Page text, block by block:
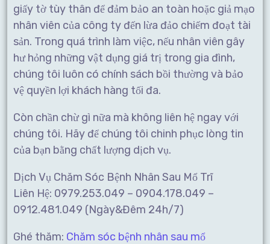
giấy tờ tùy thân để đảm bảo an toàn hoặc giả mạo
nhân viên của công ty đến lừa đảo chiếm đoạt tài
sản. Trong quá trình làm việc, nếu nhân viên gây
hư hỏng những vật dụng giá trị trong gia đình,
chúng tôi luôn có chính sách bồi thường và bảo
vệ quyền lợi khách hàng tối đa.
Còn chần chừ gì nữa mà không liên hệ ngay với
chúng tôi. Hãy để chúng tôi chinh phục lòng tin
của bạn bằng chất lượng dịch vụ.
Dịch Vụ Chăm Sóc Bệnh Nhân Sau Mổ Trĩ
Liên Hệ: 0979.253.049 – 0904.178.049 –
0912.481.049 (Ngày&Đêm 24h/7)
Ghé thăm: Chăm sóc bệnh nhân sau mổ